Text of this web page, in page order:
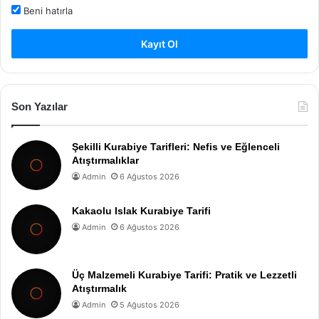
Beni hatırla
Kayıt Ol
Son Yazılar
Şekilli Kurabiye Tarifleri: Nefis ve Eğlenceli
Atıştırmalıklar
Admin 6 Ağustos 2026
Kakaolu Islak Kurabiye Tarifi
Admin 6 Ağustos 2026
Üç Malzemeli Kurabiye Tarifi: Pratik ve Lezzetli
Atıştırmalık
Admin 5 Ağustos 2026